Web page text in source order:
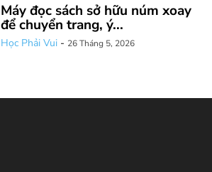
Máy đọc sách sở hữu núm xoay
để chuyển trang, ý...
Học Phải Vui - 26 Tháng 5, 2026